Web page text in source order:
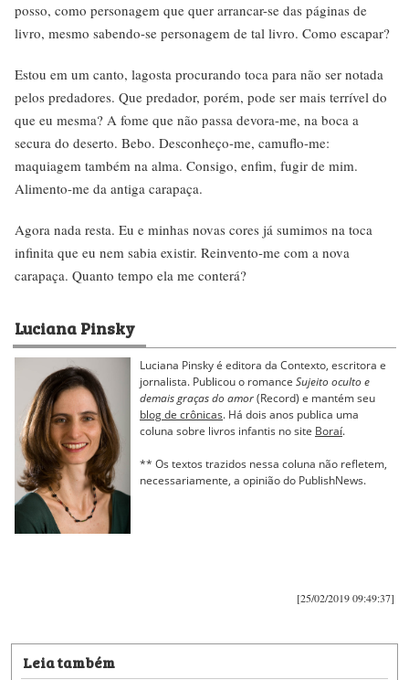
posso, como personagem que quer arrancar-se das páginas de
livro, mesmo sabendo-se personagem de tal livro. Como escapar?
Estou em um canto, lagosta procurando toca para não ser notada
pelos predadores. Que predador, porém, pode ser mais terrível do
que eu mesma? A fome que não passa devora-me, na boca a
secura do deserto. Bebo. Desconheço-me, camuflo-me:
maquiagem também na alma. Consigo, enfim, fugir de mim.
Alimento-me da antiga carapaça.
Agora nada resta. Eu e minhas novas cores já sumimos na toca
infinita que eu nem sabia existir. Reinvento-me com a nova
carapaça. Quanto tempo ela me conterá?
Luciana Pinsky
Luciana Pinsky é editora da Contexto, escritora e
jornalista. Publicou o romance Sujeito oculto e
demais graças do amor(Record) e mantém seu
blog de crônicas. Há dois anos publica uma
coluna sobre livros infantis no site Boraí.
** Os textos trazidos nessa coluna não refletem,
necessariamente, a opinião do PublishNews.
[25/02/2019 09:49:37]
Leia também